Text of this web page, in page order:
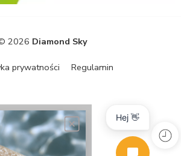
2026 Diamond Sky
prywatności Regulamin